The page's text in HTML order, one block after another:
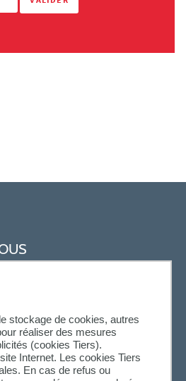
stockage de cookies, autres
réaliser des mesures
(cookies Tiers).
Internet. Les cookies Tiers
En cas de refus ou